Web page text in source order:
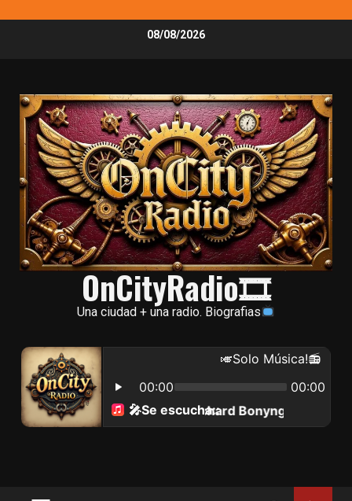
08/08/2026
OnCityRadio🎞
Una ciudad + una radio. Biografias